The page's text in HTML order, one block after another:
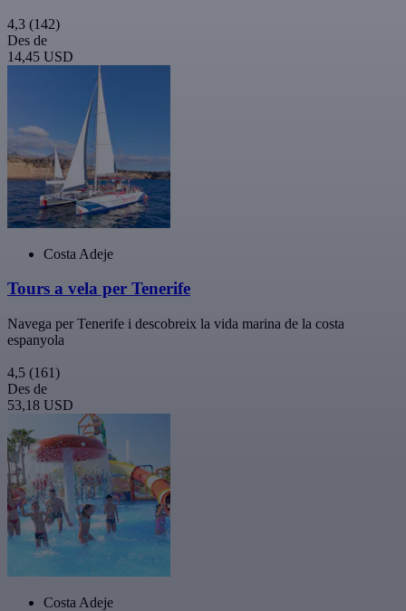
4,3 (142)
Des de
14,45 USD
Costa Adeje
Tours a vela per Tenerife
Navega per Tenerife i descobreix la vida marina de la costa
espanyola
4,5 (161)
Des de
53,18 USD
Costa Adeje